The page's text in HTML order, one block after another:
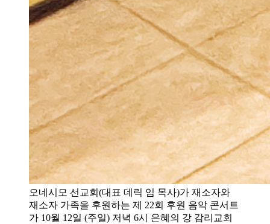
오네시모 선교회(대표 데릭 임 목사)가 재소자와
재소자 가족을 후원하는 제 22회 후원 음악 콘서트
가 10월 12일 (주일) 저녁 6시 은혜의 강 감리교회